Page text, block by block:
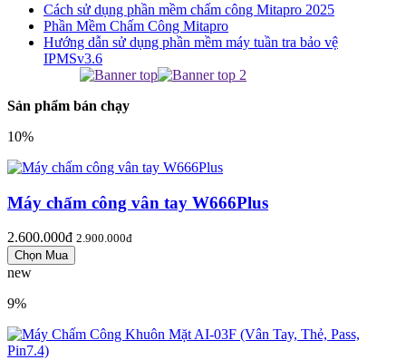
Cách sử dụng phần mềm chấm công Mitapro 2025
Phần Mềm Chấm Công Mitapro
Hướng dẫn sử dụng phần mềm máy tuần tra bảo vệ
IPMSv3.6
Sản phẩm bán chạy
10%
Máy chấm công vân tay W666Plus
2.600.000đ 2.900.000đ
new
9%